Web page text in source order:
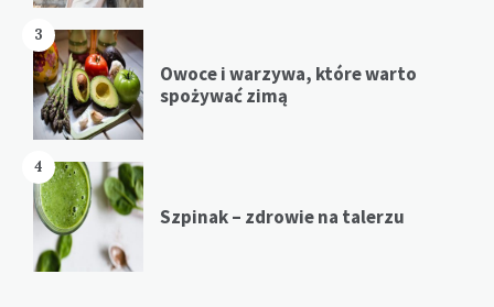
3
Owoce i warzywa, które warto
spożywać zimą
4
Szpinak – zdrowie na talerzu